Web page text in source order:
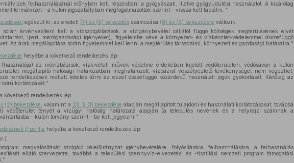
felhasználásánál előnyben kell részesíteni a gyógyászati, illetve gyógyüdülési használatot. A kizárólag
termálvizet – a külön jogszabályban megfogalmazottak szerint – vissza kell táplálni. ''
egészül ki, az eredeti (7) és (8) bekezdésszámozása (8) és (9) bekezdésre változik:
során érvényesíteni kell a vízszolgáltatások, a vízigénybevétel céljától függő költségek megtérülésének elvét
ipari, mezőgazdasági igényeket), figyelembe véve a környezet- és vízkészlet-védelemmel összefüggő
Az árak megállapítása során figyelemmel kell lenni a megtérülés társadalmi, környezeti és gazdasági hatásaira.''
helyébe a következő rendelkezés lép:
(használója) az ivóvízbázisok, vízkivételi művek védelme érdekében kijelölt védőterületen, védősávon a külön
megállapító hatósági határozatban meghatározott, vízbázist veszélyeztető tevékenységet nem végezhet,
rendelkezések mellett köteles tűrni az ezzel összefüggő közérdekű használati jogok gyakorlását, illetőleg az
korlátozását.''
következő rendelkezés lép:
(2) bekezdése , valamint a 23. § (1) bekezdése alapján megállapított tulajdoni és használati korlátozásokat, továbbá
védőterület tényét a vízügyi hatóság határozata alapján (a település nevének és a helyrajzi számnak a
– külön törvény szerint – be kell jegyezni.''
i) pontja helyébe a következő rendelkezés lép:
megvalósítását szolgáló célelőirányzat igénybevételére, folyósítására, felhasználására, a felhasználás
ellátó szervezetre, továbbá a települési szennyvíz-elvezetési és -tisztítási nemzeti program támogatási